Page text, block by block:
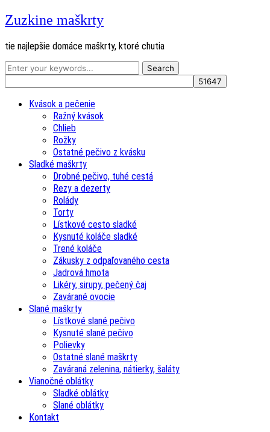
Zuzkine maškrty
tie najlepšie domáce maškrty, ktoré chutia
Kvások a pečenie
Ražný kvások
Chlieb
Rožky
Ostatné pečivo z kvásku
Sladké maškrty
Drobné pečivo, tuhé cestá
Rezy a dezerty
Rolády
Torty
Lístkové cesto sladké
Kysnuté koláče sladké
Trené koláče
Zákusky z odpaľovaného cesta
Jadrová hmota
Likéry, sirupy, pečený čaj
Zavárané ovocie
Slané maškrty
Lístkové slané pečivo
Kysnuté slané pečivo
Polievky
Ostatné slané maškrty
Zaváraná zelenina, nátierky, šaláty
Vianočné oblátky
Sladké oblátky
Slané oblátky
Kontakt